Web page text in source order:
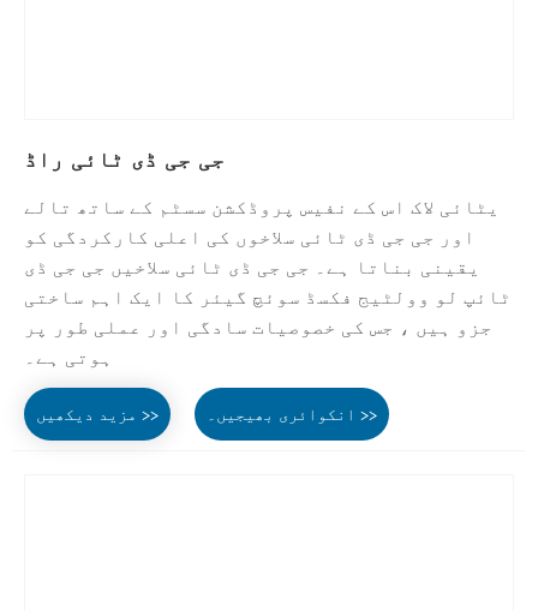
جی جی ڈی ٹائی راڈ
یٹائی لاک اس کے نفیس پروڈکشن سسٹم کے ساتھ تالے
اور جی جی ڈی ٹائی سلاخوں کی اعلی کارکردگی کو
یقینی بناتا ہے۔ جی جی ڈی ٹائی سلاخیں جی جی ڈی
ٹائپ لو وولٹیج فکسڈ سوئچ گیئر کا ایک اہم ساختی
جزو ہیں ، جس کی خصوصیات سادگی اور عملی طور پر
ہوتی ہے۔
مزید دیکھیں >> انکوائری بھیجیں۔ >>